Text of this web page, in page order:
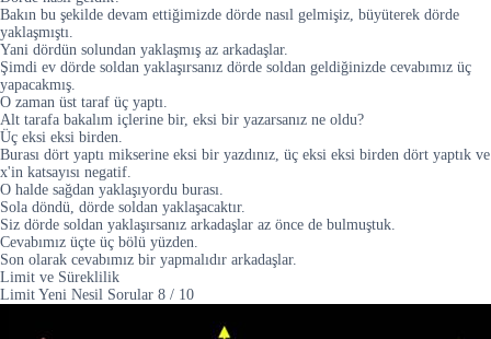
Bakın bu şekilde devam ettiğimizde dörde nasıl gelmişiz, büyüterek dörde
yaklaşmıştı.
Yani dördün solundan yaklaşmış az arkadaşlar.
Şimdi ev dörde soldan yaklaşırsanız dörde soldan geldiğinizde cevabımız üç
yapacakmış.
O zaman üst taraf üç yaptı.
Alt tarafa bakalım içlerine bir, eksi bir yazarsanız ne oldu?
Üç eksi eksi birden.
Burası dört yaptı mikserine eksi bir yazdınız, üç eksi eksi birden dört yaptık ve
x'in katsayısı negatif.
O halde sağdan yaklaşıyordu burası.
Sola döndü, dörde soldan yaklaşacaktır.
Siz dörde soldan yaklaşırsanız arkadaşlar az önce de bulmuştuk.
Cevabımız üçte üç bölü yüzden.
Son olarak cevabımız bir yapmalıdır arkadaşlar.
Limit ve Süreklilik
Limit Yeni Nesil Sorular 8 / 10